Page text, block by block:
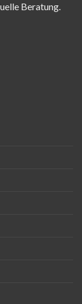
Beratung.